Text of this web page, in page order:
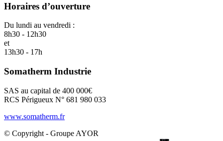
Horaires d’ouverture
Du lundi au vendredi :
8h30 - 12h30
et
13h30 - 17h
Somatherm Industrie
SAS au capital de 400 000€
RCS Périgueux N° 681 980 033
www.somatherm.fr
© Copyright - Groupe AYOR